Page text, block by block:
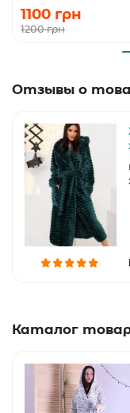
1100 грн
1200 грн
Отзывы о
Каталог